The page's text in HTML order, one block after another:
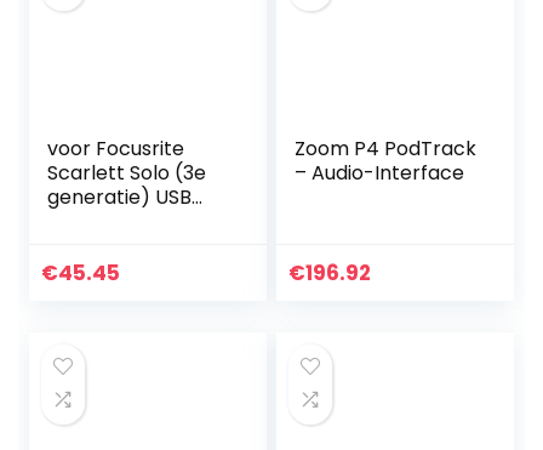
voor Focusrite
Scarlett Solo (3e
generatie) USB
CO2crea
€45.45
Zoom P4 PodTrack
– Audio-Interface
€196.92